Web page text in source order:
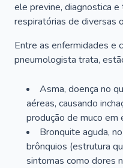
ele previne, diagnostica
respiratórias de diversas
Entre as enfermidades e
pneumologista trata,
Asma, doença no
aéreas, causando
produção de muco em
Bronquite aguda,
brônquios (estrutura
sintomas como dores